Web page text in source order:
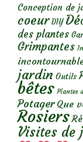
Conception de
coeur DIY
des plantes
Grimpantes
jardin Outils
bêtes Plantes
Potager Que
Rosiers
Visites de